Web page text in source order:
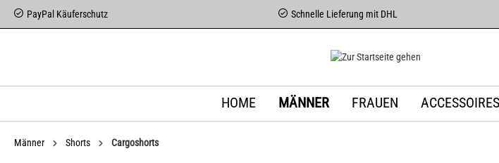
PayPal Käuferschutz Schnelle Lieferung mit DHL
HOME MÄNNER FRAUEN ACCESSOIRES
Männer Shorts Cargoshorts